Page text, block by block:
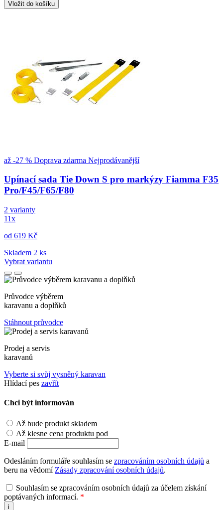
Vložit do košíku
až -27 % Doprava zdarma Nejprodávanější
Upínací sada Tie Down S pro markýzy Fiamma F35
Pro/F45/F65/F80
2 varianty
11x
od 619 Kč
Skladem 2 ks
Vybrat variantu
Průvodce výběrem
karavanu a doplňků
Stáhnout průvodce
Prodej a servis
karavanů
Vyberte si svůj vysněný karavan
Hlídací pes zavřít
Chci být informován
Až bude produkt skladem
Až klesne cena produktu pod
E-mail
Odesláním formuláře souhlasím se zpracováním osobních údajů a
beru na vědomí Zásady zpracování osobních údajů.
Souhlasím se zpracováním osobních údajů za účelem získání
poptávaných informací. *
i